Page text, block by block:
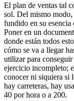
El plan de ventas tal
sol. Del mismo
fundido en su esencia
Poner en un
donde están todos
cómo se va a llegar
utilizar para
ejercicio incompleto;
conocer ni siquiera si
hay carreteras, hay
40 por hora o a 200.